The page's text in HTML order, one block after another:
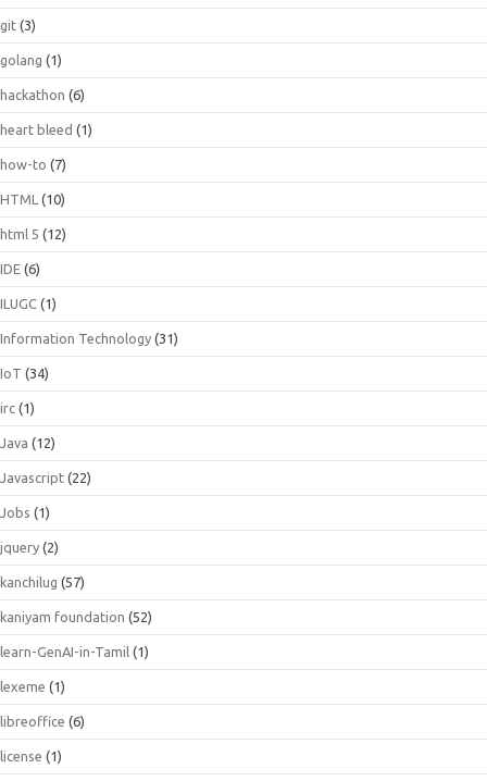
git (3)
golang (1)
hackathon (6)
heart bleed (1)
how-to (7)
HTML (10)
html 5 (12)
IDE (6)
ILUGC (1)
Information Technology (31)
IoT (34)
irc (1)
Java (12)
Javascript (22)
Jobs (1)
jquery (2)
kanchilug (57)
kaniyam foundation (52)
learn-GenAI-in-Tamil (1)
lexeme (1)
libreoffice (6)
license (1)